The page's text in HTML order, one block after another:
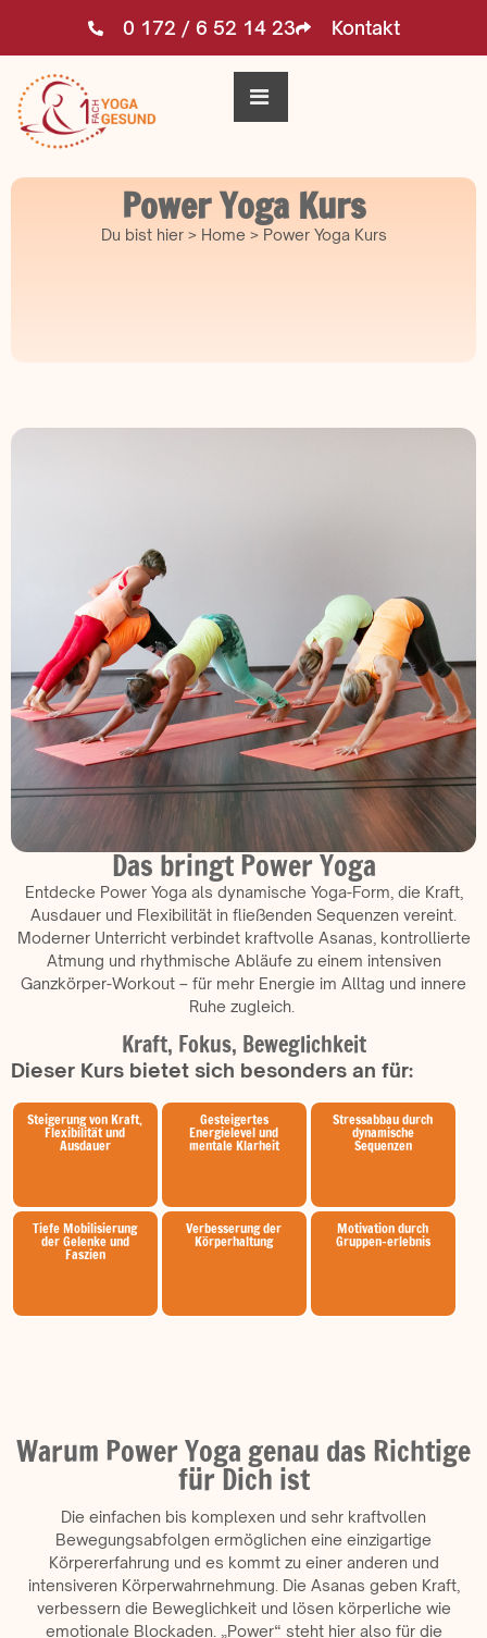
0 172 / 6 52 14 23 Kontakt
Power Yoga Kurs
Du bist hier > Home > Power Yoga Kurs
Das bringt Power Yoga
Entdecke Power Yoga als dynamische Yoga-Form, die Kraft,
Ausdauer und Flexibilität in fließenden Sequenzen vereint.
Moderner Unterricht verbindet kraftvolle Asanas, kontrollierte
Atmung und rhythmische Abläufe zu einem intensiven
Ganzkörper-Workout – für mehr Energie im Alltag und innere
Ruhe zugleich.
Kraft, Fokus, Beweglichkeit
Dieser Kurs bietet sich besonders an für:
Steigerung von Kraft,
Flexibilität und
Ausdauer
Gesteigertes
Energielevel und
mentale Klarheit
Stressabbau durch
dynamische
Sequenzen
Tiefe Mobilisierung
der Gelenke und
Faszien
Verbesserung der
Körperhaltung
Motivation durch
Gruppen-erlebnis
Warum Power Yoga genau das Richtige
für Dich ist
Die einfachen bis komplexen und sehr kraftvollen
Bewegungsabfolgen ermöglichen eine einzigartige
Körpererfahrung und es kommt zu einer anderen und
intensiveren Körperwahrnehmung. Die Asanas geben Kraft,
verbessern die Beweglichkeit und lösen körperliche wie
emotionale Blockaden. „Power“ steht hier also für die